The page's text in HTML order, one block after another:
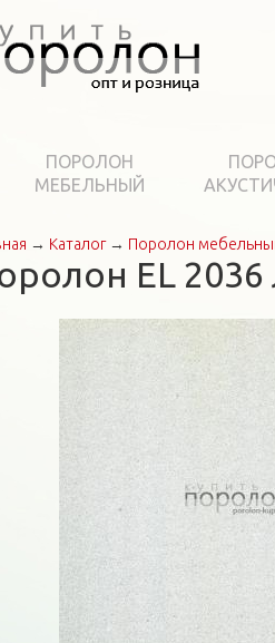
ПОРОЛОН
МЕБЕЛЬНЫЙ
здесь
→ Каталог→ Поролон
EL 2036